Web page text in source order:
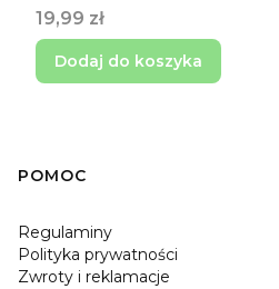
Cena
19,99 zł
Dodaj do koszyka
Linki w stopce
POMOC
Regulaminy
Polityka prywatności
Zwroty i reklamacje